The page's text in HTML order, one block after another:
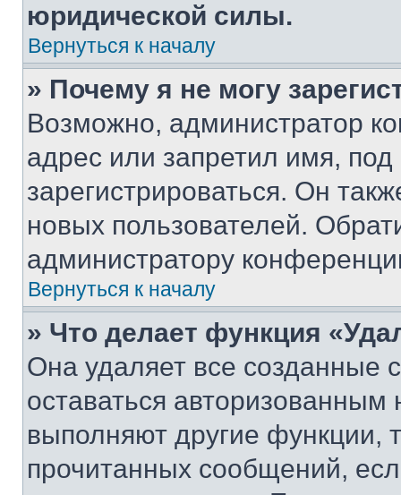
юридической силы.
Вернуться к началу
» Почему я не могу
Возможно, администратор
адрес или запретил имя,
зарегистрироваться. Он
новых пользователей.
администратору
Вернуться к началу
» Что делает функция
Она удаляет все созданные
оставаться
выполняют другие функции,
прочитанных сообщений,